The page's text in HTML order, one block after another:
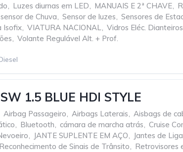
, Luzes diurnas em LED, MANUAIS E 2ª CHAVE,
sensor de Chuva, Sensor de luzes, Sensores de
Isofix, VIATURA NACIONAL, Vidros Eléc.
, Volante Regulável Alt. + Prof.
1.5 BLUE HDI STYLE
Airbag Passageiro, Airbags Laterais, Aisbags de
, Bluetooth, cámara de marcha atrás, Cruise
, JANTE SUPLENTE EM AÇO, Jantes de
Reconhecimento de Sinais de Trânsito, Retrovisores